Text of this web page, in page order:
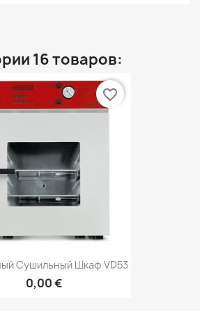
16 товаров:
Сушильный Шкаф VD53
0,00 €
favorite_border